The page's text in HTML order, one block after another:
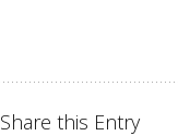
Share this Entry